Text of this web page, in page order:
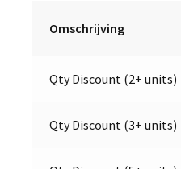
Jokon
Omschrijving
Qty Discount (2+ units)
Qty Discount (3+ units)